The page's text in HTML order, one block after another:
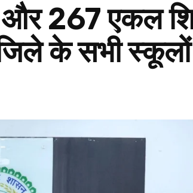
और 267 एकल
के सभी स्कूलों